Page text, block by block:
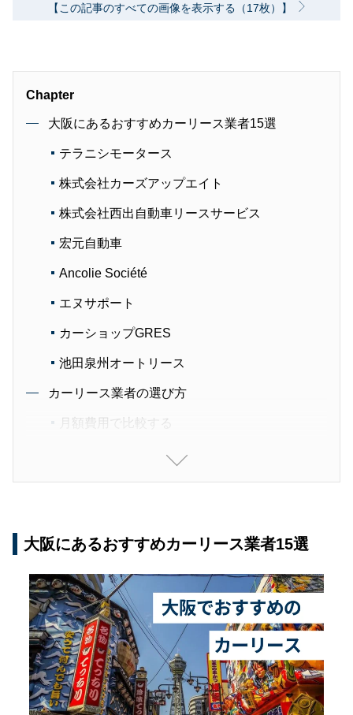
【この記事のすべての画像を表示する（17枚）】
Chapter
大阪にあるおすすめカーリース業者15選
テラニシモータース
株式会社カーズアップエイト
株式会社西出自動車リースサービス
宏元自動車
Ancolie Société
エヌサポート
カーショップGRES
池田泉州オートリース
カーリース業者の選び方
月額費用で比較する
車を使う場面で選ぶ
カーリースを利用する期間で選ぶ
大阪にあるおすすめカーリース業者15選